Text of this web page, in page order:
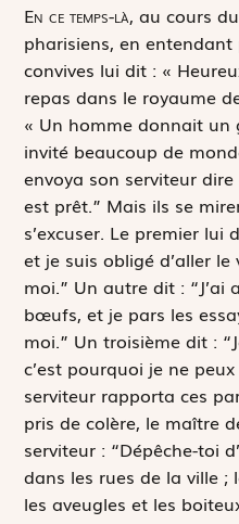
En ce temps-là, au cours
pharisiens, en entendant
convives lui dit : «
repas dans le royaume
« Un homme donnait
invité beaucoup de
envoya son serviteur
est prêt.” Mais ils se
s’excuser. Le premier lui
et je suis obligé d’aller le
moi.” Un autre dit : “J’ai
bœufs, et je pars les
moi.” Un troisième dit :
c’est pourquoi je ne
serviteur rapporta ces
pris de colère, le maître
serviteur : “Dépêche-toi
dans les rues de la ville ;
les aveugles et les